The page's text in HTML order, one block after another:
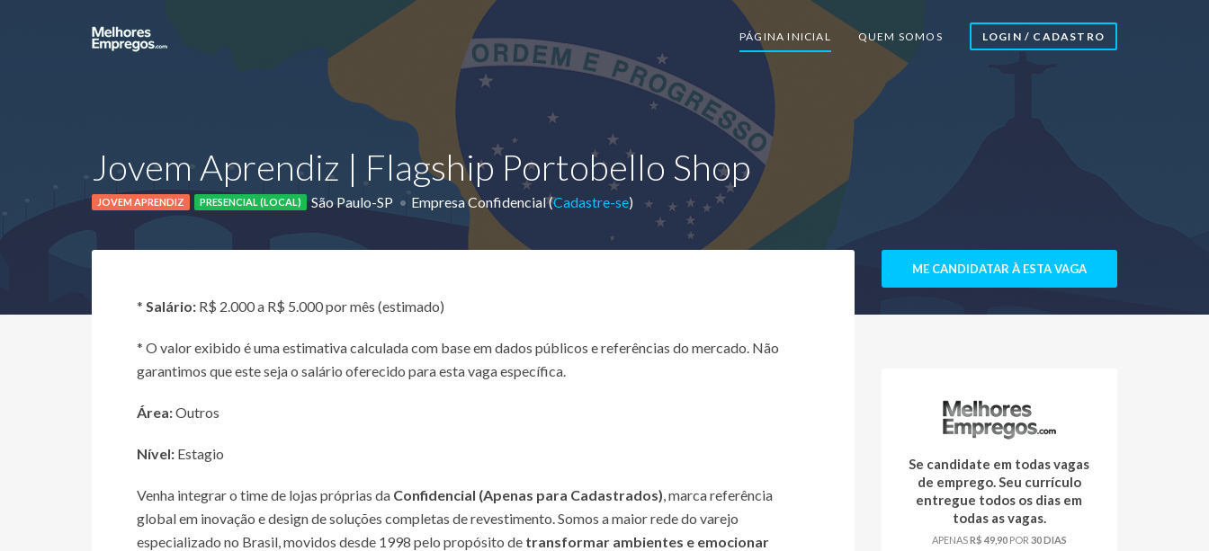
PÁGINA INICIAL QUEM SOMOS LOGIN / CADASTRO
Jovem Aprendiz | Flagship Portobello Shop
JOVEM APRENDIZ PRESENCIAL (LOCAL) São Paulo-SP Empresa Confidencial (Cadastre-se)
* Salário: R$ 2.000 a R$ 5.000 por mês (estimado)
* O valor exibido é uma estimativa calculada com base em dados públicos e referências do mercado. Não
garantimos que este seja o salário oferecido para esta vaga específica.
Área:Outros
Nível: Estagio
Venha integrar o time de lojas próprias da Confidencial (Apenas para Cadastrados), marca referência
global em inovação e design de soluções completas de revestimento. Somos a maior rede do varejo
especializado no Brasil, movidos desde 1998 pelo propósito de transformar ambientes e emocionar
ME CANDIDATAR À ESTA VAGA
Se candidate em todas vagas
de emprego. Seu currículo
entregue todos os dias em
todas as vagas.
APENASR$ 49,90POR 30 DIAS